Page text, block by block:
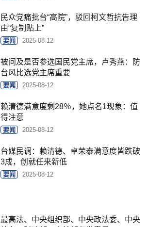
民众党痛批台“高院”，驳回柯文哲抗告理
由“复制贴上”
要闻 2025-08-12
被问及是否参选国民党主席，卢秀燕：防
台风比选党主席重要
要闻 2025-08-12
赖清德满意度剩28％，她点名1现象：值
得注意
要闻 2025-08-12
台媒民调：赖清德、卓荣泰满意度皆跌破
3成，创就任来新低
要闻 2025-08-12
最高法、中央组织部、中央政法委、中央